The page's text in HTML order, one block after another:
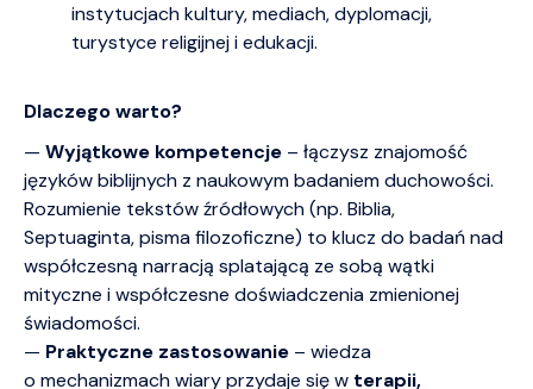
instytucjach kultury, mediach, dyplomacji,
turystyce religijnej i edukacji.
Dlaczego warto?
— Wyjątkowe kompetencje – łączysz znajomość
języków biblijnych z naukowym badaniem duchowości.
Rozumienie tekstów źródłowych (np. Biblia,
Septuaginta, pisma filozoficzne) to klucz do badań nad
współczesną narracją splatającą ze sobą wątki
mityczne i współczesne doświadczenia zmienionej
świadomości.
— Praktyczne zastosowanie – wiedza
o mechanizmach wiary przydaje się w terapii,